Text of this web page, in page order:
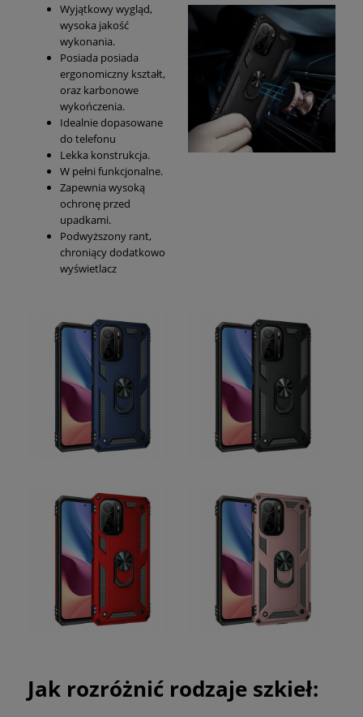
Wyjątkowy wygląd,
wysoka jakość
wykonania.
Posiada posiada
ergonomiczny kształt,
oraz karbonowe
wykończenia.
Idealnie dopasowane
do telefonu
Lekka konstrukcja.
W pełni funkcjonalne.
Zapewnia wysoką
ochronę przed
upadkami.
Podwyższony rant,
chroniący dodatkowo
wyświetlacz
Jak rozróżnić rodzaje szkieł: